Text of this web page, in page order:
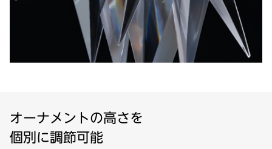
オーナメントの高さを
個別に調節可能